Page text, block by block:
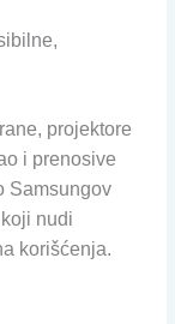
projektore
i prenosive
Samsungov
nudi
korišćenja.